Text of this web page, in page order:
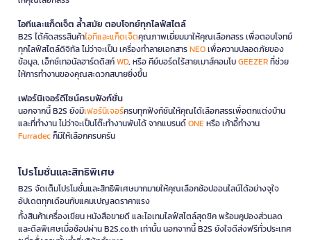
ไอทีและแก็ดเจ็ต ล้ำสมัย ตอบโจทย์ทุกไลฟ์สไตล์
B2S ได้คัดสรรสินค้าไอทีและแก็ดเจ็ตคุณภาพเยี่ยมมาให้คุณเลือกสรร เพื่อตอบโจทย์
ทุกไลฟ์สไตล์ดิจิทัล ไม่ว่าจะเป็น เครื่องทำลายเอกสารNEOเพื่อความปลอดภัยของ
ข้อมูล, เอ็กซ์เทอนัลฮาร์ดดิสก์WD, หรือ คีย์บอร์ดไร้สายเมาส์คอมโบGEEZERที่ช่วย
ให้การทำงานของคุณสะดวกสบายยิ่งขึ้น
เฟอร์นิเจอร์ดีไซน์ครบฟังก์ชั่น
นอกจากนี้ B2S ยังมีเฟอร์นิเจอร์ครบทุกฟังก์ชันให้คุณได้เลือกสรรเพื่อตกแต่งบ้าน
และที่ทำงาน ไม่ว่าจะเป็นโต๊ะทำงานพับได้ จากแบรนด์ONEหรือ เก้าอี้ทำงาน
Furradecก็มีให้เลือกครบครัน
โปรโมชั่นและสิทธิพิเศษ
B2S จัดเต็มโปรโมชั่นและสิทธิพิเศษมากมายให้คุณเลือกช้อปออนไลน์ได้อย่างจุใจ
อัปเดตทุกเดือนกับแคมเปญลดราคาแรง
ทั้งสินค้าเครื่องเขียน หนังสือขายดี และไอเทมไลฟ์สไตล์สุดชิค พร้อมคูปองส่วนลด
และดีลพิเศษเมื่อช้อปผ่าน B2S.co.th เท่านั้น นอกจากนี้ B2S ยังใจดีส่งฟรีทั่วประเทศ